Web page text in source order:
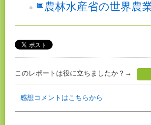
農林水産省の世界農
このレポートは役に立ちましたか？→
感想コメントはこちらから